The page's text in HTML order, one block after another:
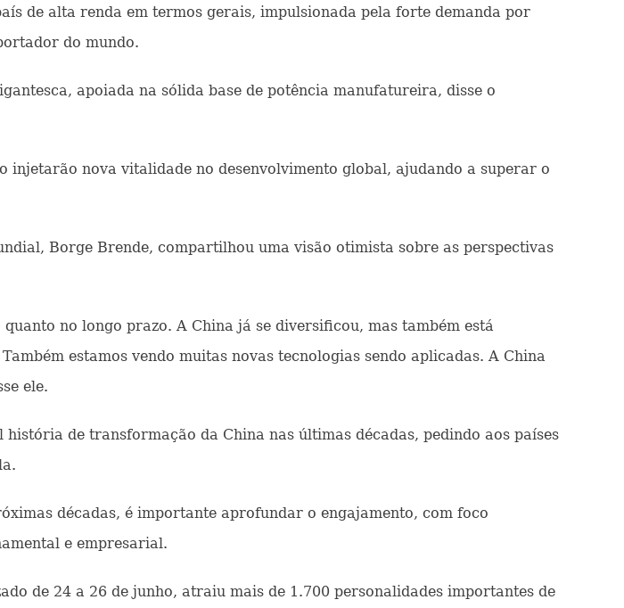
de alta renda em termos gerais, impulsionada pela forte demanda por
do mundo.
apoiada na sólida base de potência manufatureira, disse o
injetarão nova vitalidade no desenvolvimento global, ajudando a superar o
Borge Brende, compartilhou uma visão otimista sobre as perspectivas
no longo prazo. A China já se diversificou, mas também está
estamos vendo muitas novas tecnologias sendo aplicadas. A China
ele.
de transformação da China nas últimas décadas, pedindo aos países
décadas, é importante aprofundar o engajamento, com foco
e empresarial.
de 24 a 26 de junho, atraiu mais de 1.700 personalidades importantes de